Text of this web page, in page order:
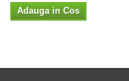
Adauga in Cos